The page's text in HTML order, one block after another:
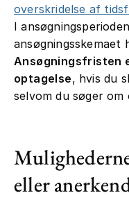
overskridelse af
I
ansøgningsskemaet
Ansøgningsfristen
optagelse, hvis du
selvom du søger om
eller